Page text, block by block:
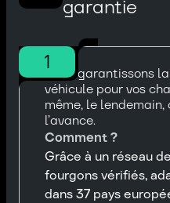
garantie
1Nous garantissons
véhicule pour vos
même, le lendemain,
l’avance.
Comment ?
Grâce à un réseau
fourgons vérifiés,
dans 37 pays